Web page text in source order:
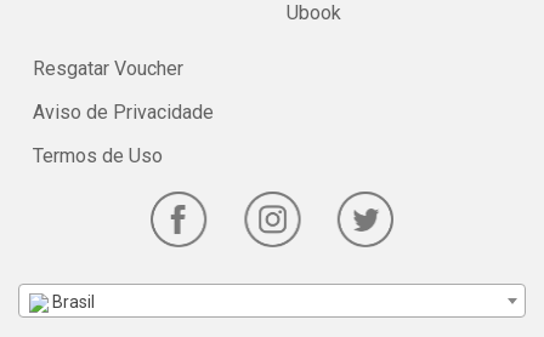
Ubook
Resgatar Voucher
Aviso de Privacidade
Termos de Uso
Brasil